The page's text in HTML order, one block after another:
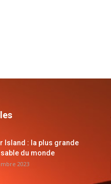
Island : la plus grande
du monde
2023